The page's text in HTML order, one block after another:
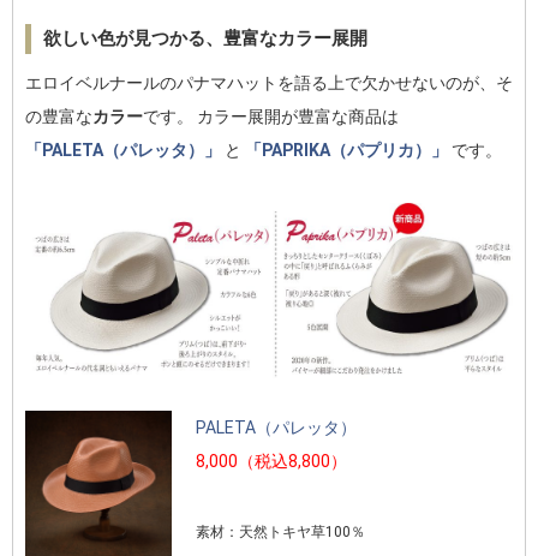
欲しい色が見つかる、豊富なカラー展開
エロイベルナールのパナマハットを語る上で欠かせないのが、そ
の豊富なカラーです。 カラー展開が豊富な商品は
「PALETA（パレッタ）」
と 「PAPRIKA（パプリカ）」 です。
PALETA（パレッタ）
8,000（税込8,800）
素材：天然トキヤ草100％